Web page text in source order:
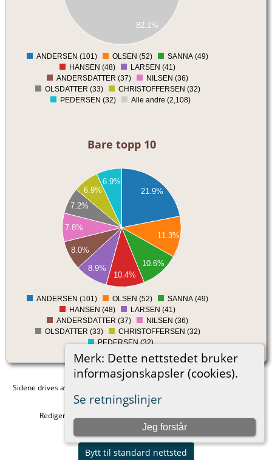
Merk: Dette nettstedet bruker
informasjonskapsler (cookies).
Se retningslinjer
Jeg forstår
82.1%
0
ANDERSEN (101) OLSEN (52)
SANNA (49)
HANSEN (48)
LARSEN (41)
ANDERSDATTER (37)
NILSEN (36)
OLSDATTER (33)
CHRISTOFFERSEN (32)
PEDERSEN (32)
Alle andre (2,108)
Bare topp 10
21.9%
11.3%
10.6%
10.4%
8.9%
8.0%
7.8%
7.2%
6.9%
6.9%
0
ANDERSEN (101) OLSEN (52)
SANNA (49)
HANSEN (48)
LARSEN (41)
ANDERSDATTER (37)
NILSEN (36)
OLSDATTER (33)
CHRISTOFFERSEN (32)
PEDERSEN (32)
Sidene drives av
skrevet av Darrin Lythgoe © 2001-2026.
Redigert av
Telefon 915 99 683
Bytt til standard nettsted